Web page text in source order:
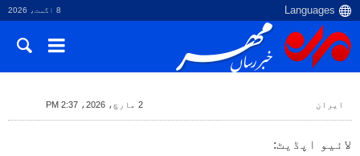
8 اگست، 2026
ایران 2 مارچ، 2026، 2:37 PM
لائیو اپڈیٹ: